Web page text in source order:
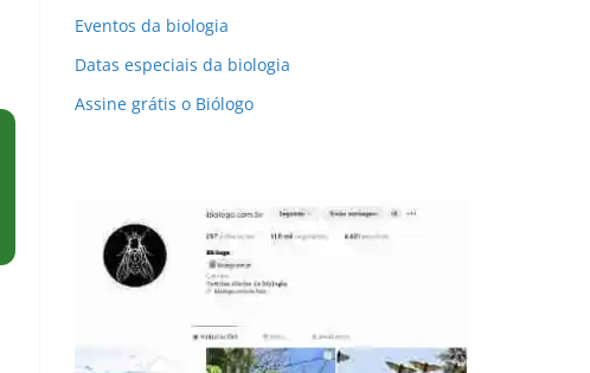
Eventos da biologia
Datas especiais da biologia
Assine grátis o Biólogo